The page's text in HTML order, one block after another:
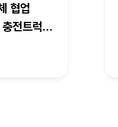
협업
전트럭’